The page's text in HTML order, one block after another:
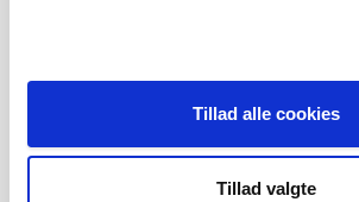
Tillad alle cookies
Tillad valgte
Q: Hvordan afvikler
Q: Hvad koster det at
udviklet et
læringsspil?